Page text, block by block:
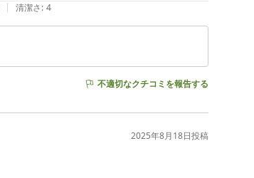
| 清潔さ: 4
不適切なクチコミを報告する
2025年8月18日投稿